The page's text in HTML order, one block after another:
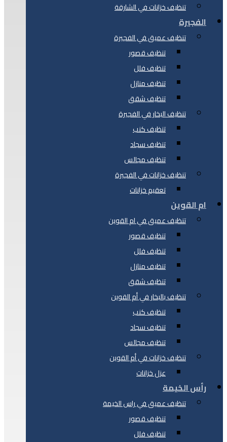
تنظيف خزانات في الشارقة
الفجيرة
تنظيف عميق في الفجيرة
تنظيف قصور
تنظيف فلل
تنظيف منازل
تنظيف شقق
تنظيف البخار في الفجيرة
تنظيف كنب
تنظيف سجاد
تنظيف مجالس
تنظيف خزانات في الفجيرة
تعقيم خزانات
ام القوين
تنظيف عميق في ام القوين
تنظيف قصور
تنظيف فلل
تنظيف منازل
تنظيف شقق
تنظيف بالبخار في أم القوين
تنظيف كنب
تنظيف سجاد
تنظيف مجالس
تنظيف خزانات في أم القوين
عزل خزانات
رأس الخيمة
تنظيف عميق في راس الخيمة
تنظيف قصور
تنظيف فلل